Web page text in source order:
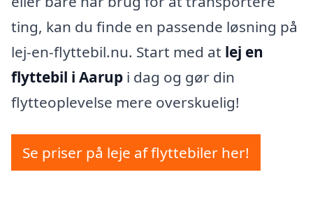
ting, kan du finde en passende løsning på
lej-en-flyttebil.nu. Start med at lej en
flyttebil i Aarup i dag og gør din
flytteoplevelse mere overskuelig!
Se priser på leje af flyttebiler her!